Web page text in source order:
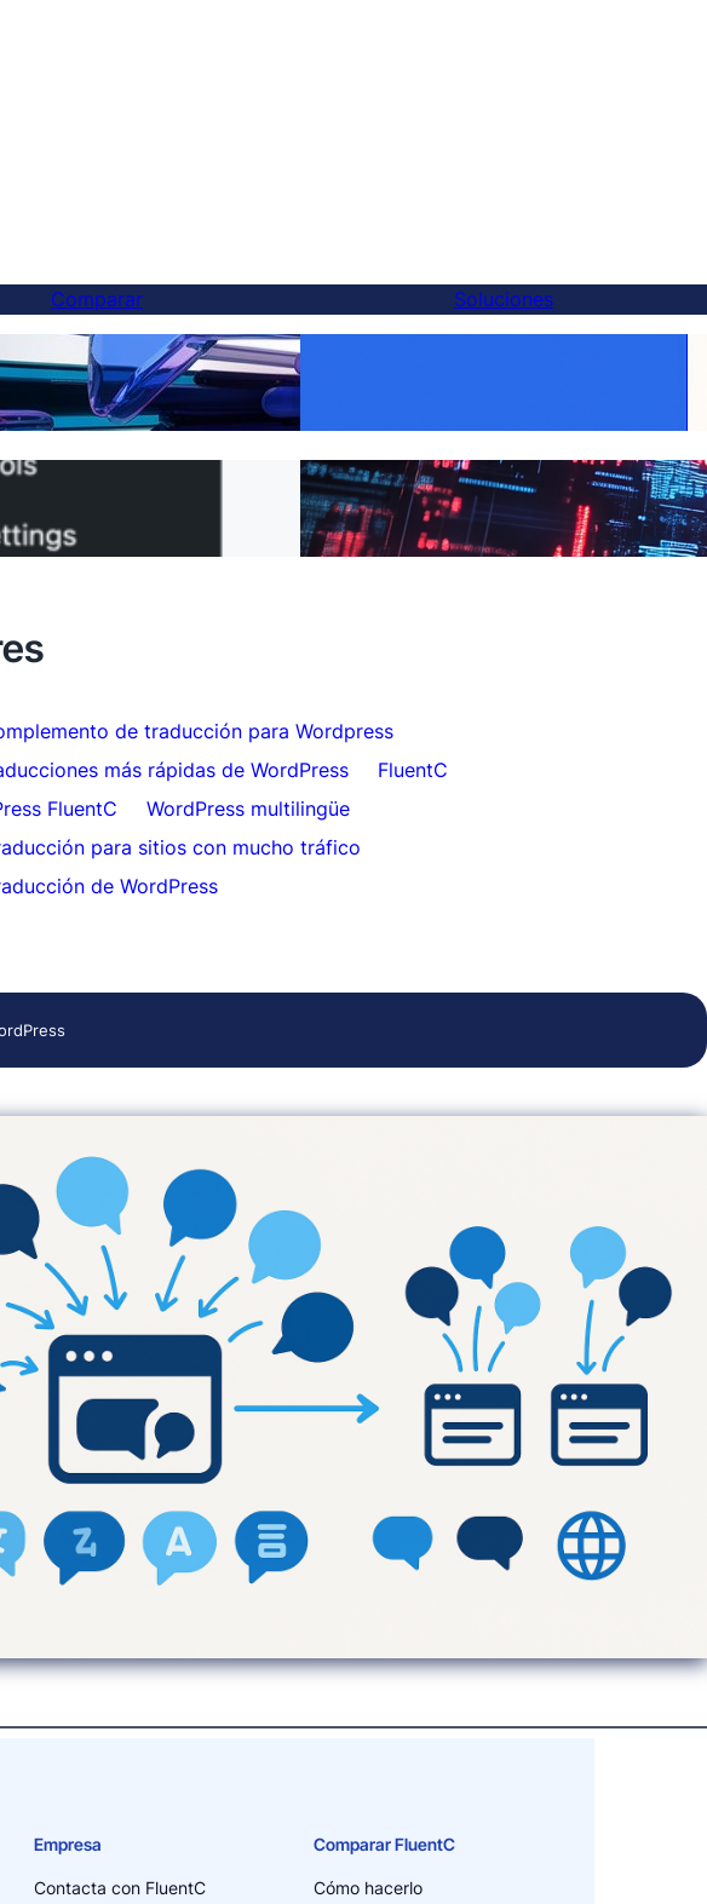
Comparar
una mejor alternativa a Weglot
— Y puedes cambiar en 5 minutos
minutos
Soluciones
Traducción de sitios web sin esfuerzo para
clientes
de traducción para Wordpress
más rápidas de WordPress
FluentC
FluentC
WordPress multilingüe
para sitios con mucho tráfico
de WordPress
Empresa
Contacta con FluentC
Comparar FluentC
Cómo hacerlo